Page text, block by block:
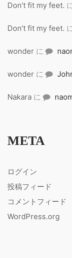
Don’t fit my feet.
Don’t fit my feet.
wonder に
wonder に
Nakara に
META
ログイン
投稿フィード
コメントフィード
WordPress.org